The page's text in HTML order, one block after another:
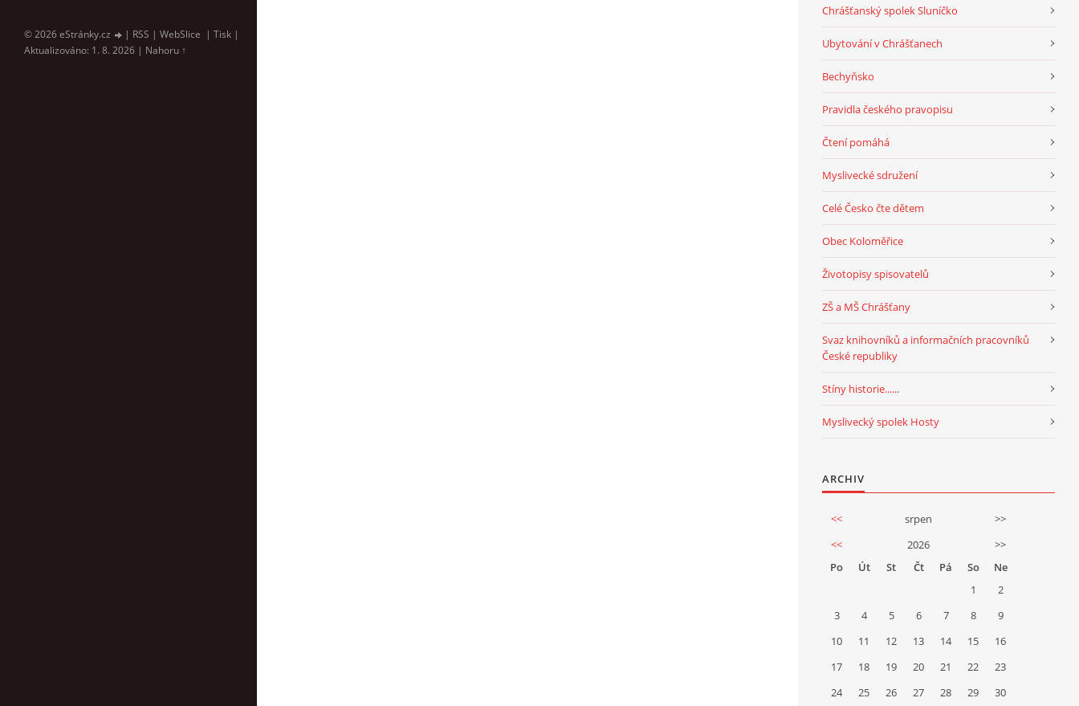
© 2026 eStránky.cz | RSS | WebSlice | Tisk |
Aktualizováno: 1. 8. 2026 | Nahoru ↑
Chrášťanský spolek Sluníčko
Ubytování v Chrášťanech
Bechyňsko
Pravidla českého pravopisu
Čtení pomáhá
Myslivecké sdružení
Celé Česko čte dětem
Obec Koloměřice
Životopisy spisovatelů
ZŠ a MŠ Chrášťany
Svaz knihovníků a informačních pracovníků
České republiky
Stíny historie......
Myslivecký spolek Hosty
ARCHIV
<< srpen
>>
<<
2026
>>
Po
Út St Čt Pá So
Ne
1
2
3
4 5 6 7 8
9
10
11 12 13 14 15
16
17
18 19 20 21 22
23
24
25 26 27 28 29 30